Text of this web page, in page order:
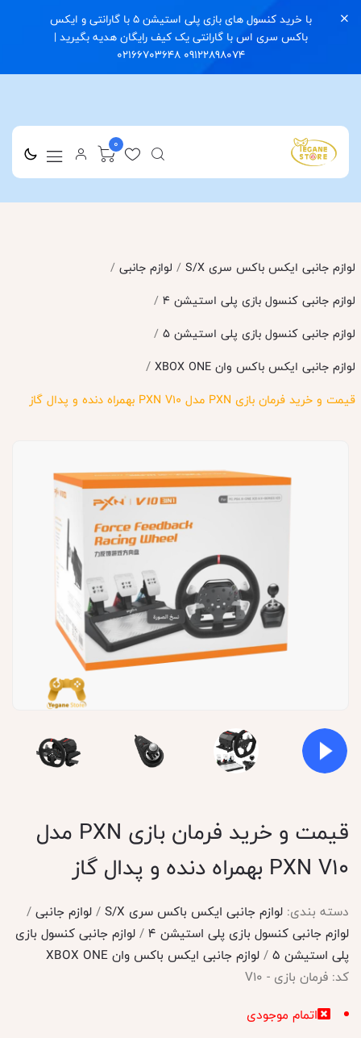
با خرید کنسول های بازی پلی استیشن 5 با گارانتی و ایکس
باکس سری اس با گارانتی یک کیف رایگان هدیه بگیرید |
09122898074 02166703648
0
لوازم جانبی ایکس باکس سری S/X / لوازم جانبی /
لوازم جانبی کنسول بازی پلی استیشن 4
/
لوازم جانبی کنسول بازی پلی استیشن 5 /
لوازم جانبی ایکس باکس وان XBOX ONE
/
قیمت و خرید فرمان بازی PXN مدل PXN V10 بهمراه دنده و پدال گاز
قیمت و خرید فرمان بازی PXN مدل
PXN V10 بهمراه دنده و پدال گاز
دسته بندی: لوازم جانبی ایکس باکس سری S/X /لوازم جانبی/
لوازم جانبی کنسول بازی پلی استیشن 4
/لوازم جانبی کنسول بازی
پلی استیشن 5
/لوازم جانبی ایکس باکس وان XBOX ONE
کد: فرمان بازی - V10
اتمام موجودی